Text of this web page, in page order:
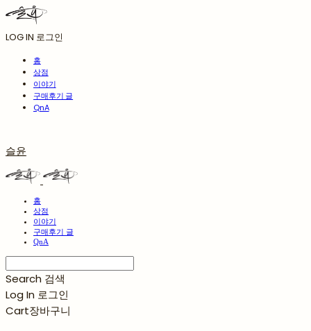
LOG IN 로그인
홈
상점
이야기
구매후기 글
QnA
슬윤
홈
상점
이야기
구매후기 글
QnA
Search 검색
Log In 로그인
Cart장바구니